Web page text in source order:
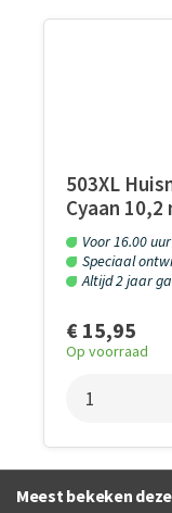
503XL
Cyaan 10,2
Voor 16.00
Speciaal
Altijd 2 jaar
€ 15,95
Op voorraad
Meest bekeken